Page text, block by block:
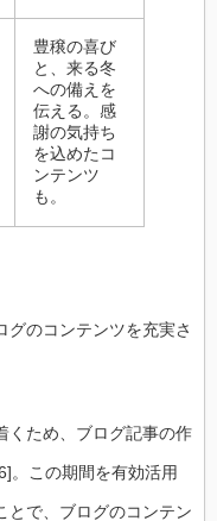
豊穣の喜び
と、来る冬
への備えを
伝える。感
謝の気持ち
を込めたコ
ンテンツ
も。
グのコンテンツを充実さ
くため、ブログ記事の作
。この期間を有効活用
とで、ブログのコンテン